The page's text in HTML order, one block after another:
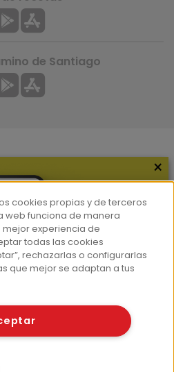
Prensa
Consumer
de Santiago
EROSKI
de cookies
×
cookies propias y de terceros
web funciona de manera
experiencia de
todas las cookies
rechazarlas o configurarlas
que mejor se adaptan a tus